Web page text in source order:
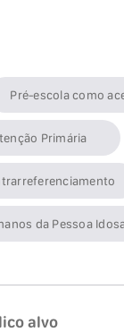
Pré-escola como
Primária
da Pessoa
alvo